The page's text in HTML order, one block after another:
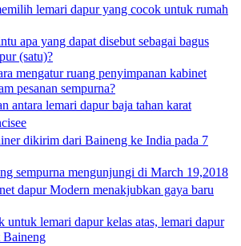
lemari dapur yang cocok untuk rumah
apa yang dapat disebut sebagai bagus
(satu)?
mengatur ruang penyimpanan kabinet
pesanan sempurna?
antara lemari dapur baja tahan karat
dikirim dari Baineng ke India pada 7
sempurna mengunjungi di March 19,2018
dapur Modern menakjubkan gaya baru
untuk lemari dapur kelas atas, lemari dapur
Baineng